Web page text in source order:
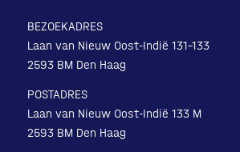
BEZOEKADRES
Laan van Nieuw Oost-Indië 131-133
2593 BM Den Haag
POSTADRES
Laan van Nieuw Oost-Indië 133 M
2593 BM Den Haag